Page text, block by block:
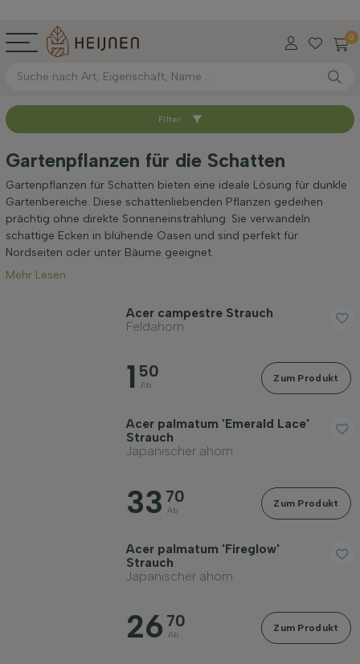
0
Sortieren nach
Verfügbar
Wurzel-Typ
Höhe bei Lieferung (cm)
Maximale Höhe (cm)
Filter
Gartenpflanzen für die Schatten
Gartenpflanzen für Schatten bieten eine ideale Lösung für dunkle
Gartenbereiche. Diese schattenliebenden Pflanzen gedeihen
prächtig ohne direkte Sonneneinstrahlung. Sie verwandeln
schattige Ecken in blühende Oasen und sind perfekt für
Nordseiten oder unter Bäume geeignet.
Mehr Lesen
Acer campestre Strauch
Feldahorn
1 50
Ab
Zum Produkt
Acer palmatum 'Emerald Lace'
Strauch
Japanischer ahorn
33 70
Ab
Zum Produkt
Acer palmatum 'Fireglow'
Strauch
Japanischer ahorn
26 70
Ab
Zum Produkt